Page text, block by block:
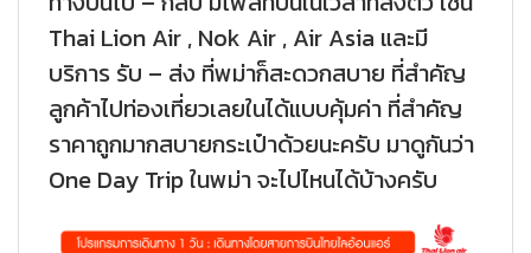
Thai Lion Air , Nok Air , Air Asia และมี
บริการ รับ – ส่ง ที่พม่าก็สะดวกสบาย ที่สำคัญ
ลูกค้าไปท่องเที่ยวเลยในได้แบบคุ้มค่า ที่สำคัญ
ราคาถูกมากสบายกระเป๋าด้วยนะครับ มาดูกันว่า
One Day Trip ในพม่า จะไปไหนได้บ้างครับ